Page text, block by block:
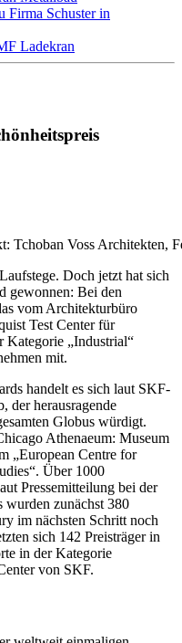
Tchoban Voss Architekten,
Doch jetzt hat sich
gewonnen: Bei den
vom Architekturbüro
Test Center für
Kategorie „Industrial“
mit.
handelt es sich laut SKF-
der herausragende
Globus würdigt.
Athenaeum: Museum
„European Centre for
Über 1000
Pressemitteilung bei der
zunächst 380
im nächsten Schritt noch
sich 142 Preisträger in
in der Kategorie
von SKF.